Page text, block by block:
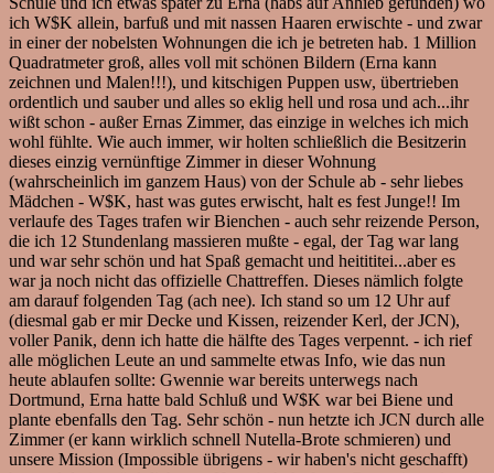
ich W$K allein, barfuß und mit nassen Haaren erwischte - und zwar
in einer der nobelsten Wohnungen die ich je betreten hab. 1 Million
Quadratmeter groß, alles voll mit schönen Bildern (Erna kann
zeichnen und Malen!!!), und kitschigen Puppen usw, übertrieben
ordentlich und sauber und alles so eklig hell und rosa und ach...ihr
wißt schon - außer Ernas Zimmer, das einzige in welches ich mich
wohl fühlte. Wie auch immer, wir holten schließlich die Besitzerin
dieses einzig vernünftige Zimmer in dieser Wohnung
(wahrscheinlich im ganzem Haus) von der Schule ab - sehr liebes
Mädchen - W$K, hast was gutes erwischt, halt es fest Junge!! Im
verlaufe des Tages trafen wir Bienchen - auch sehr reizende Person,
die ich 12 Stundenlang massieren mußte - egal, der Tag war lang
und war sehr schön und hat Spaß gemacht und heitititei...aber es
war ja noch nicht das offizielle Chattreffen. Dieses nämlich folgte
am darauf folgenden Tag (ach nee). Ich stand so um 12 Uhr auf
(diesmal gab er mir Decke und Kissen, reizender Kerl, der JCN),
voller Panik, denn ich hatte die hälfte des Tages verpennt. - ich rief
alle möglichen Leute an und sammelte etwas Info, wie das nun
heute ablaufen sollte: Gwennie war bereits unterwegs nach
Dortmund, Erna hatte bald Schluß und W$K war bei Biene und
plante ebenfalls den Tag. Sehr schön - nun hetzte ich JCN durch alle
Zimmer (er kann wirklich schnell Nutella-Brote schmieren) und
unsere Mission (Impossible übrigens - wir haben's nicht geschafft)